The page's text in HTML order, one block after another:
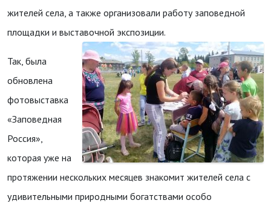
жителей села, а также организовали работу заповедной
площадки и выставочной экспозиции.
Так, была
обновлена
фотовыставка
«Заповедная
Россия»,
которая уже на
протяжении нескольких месяцев знакомит жителей села с
удивительными природными богатствами особо